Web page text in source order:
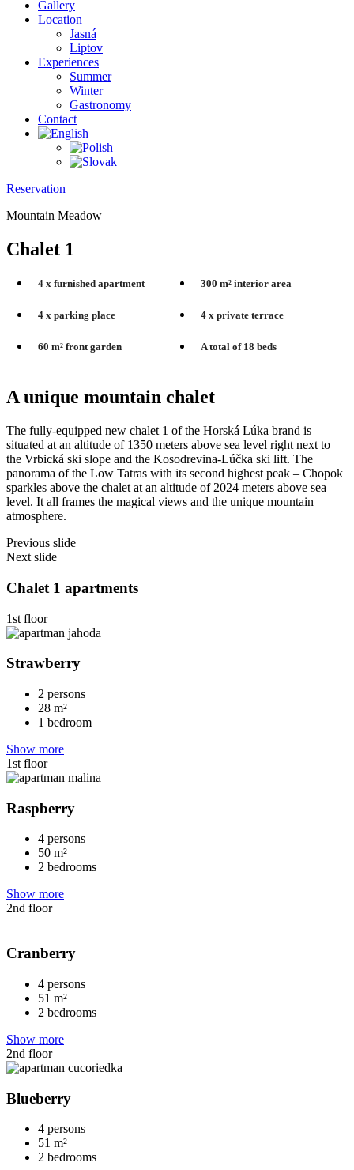
Gallery
Location
Jasná
Liptov
Experiences
Summer
Winter
Gastronomy
Contact
Reservation
Mountain Meadow
Chalet 1
4 x furnished apartment 300 m² interior area
4 x parking place 4 x private terrace
60 m² front garden A total of 18 beds
A unique mountain chalet
The fully-equipped new chalet 1 of the Horská Lúka brand is
situated at an altitude of 1350 meters above sea level right next to
the Vrbická ski slope and the Kosodrevina-Lúčka ski lift. The
panorama of the Low Tatras with its second highest peak – Chopok
sparkles above the chalet at an altitude of 2024 meters above sea
level. It all frames the magical views and the unique mountain
atmosphere.
Previous slide
Next slide
Chalet 1 apartments
1st floor
Strawberry
2 persons
28 m²
1 bedroom
Show more
1st floor
Raspberry
4 persons
50 m²
2 bedrooms
Show more
2nd floor
Cranberry
4 persons
51 m²
2 bedrooms
Show more
2nd floor
Blueberry
4 persons
51 m²
2 bedrooms